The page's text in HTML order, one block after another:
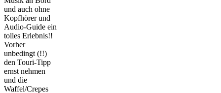
und auch ohne
Kopfhörer und
Audio-Guide ein
tolles Erlebnis!!
Vorher
unbedingt (!!)
den Touri-Tipp
ernst nehmen
und die
Waffel/Crepes